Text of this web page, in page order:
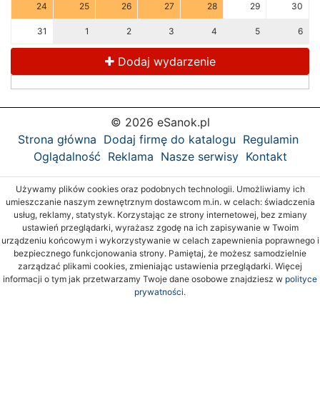
24 25 26 27 28 29 30
31 1 2 3 4 5 6
Dodaj wydarzenie
© 2026 eSanok.pl
Strona główna Dodaj firmę do katalogu Regulamin
Oglądalność Reklama Nasze serwisy Kontakt
Używamy plików cookies oraz podobnych technologii. Umożliwiamy ich
umieszczanie naszym zewnętrznym dostawcom m.in. w celach: świadczenia
usług, reklamy, statystyk. Korzystając ze strony internetowej, bez zmiany
ustawień przeglądarki, wyrażasz zgodę na ich zapisywanie w Twoim
urządzeniu końcowym i wykorzystywanie w celach zapewnienia poprawnego i
bezpiecznego funkcjonowania strony. Pamiętaj, że możesz samodzielnie
zarządzać plikami cookies, zmieniając ustawienia przeglądarki. Więcej
informacji o tym jak przetwarzamy Twoje dane osobowe znajdziesz w polityce
prywatności.